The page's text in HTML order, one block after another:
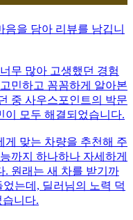
을 담아 리뷰를 남깁니
무 많아 고생했던 경험
민하고 꼼꼼하게 알아본
중 사우스포인트의 박문
이 모두 해결되었습니다.
게 맞는 차량을 추천해 주
까지 하나하나 자세하게
. 원래는 새 차를 받기까
는데, 딜러님의 노력 덕
니다.